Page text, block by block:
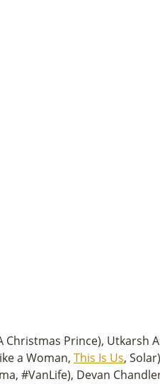
Christmas Prince), Utkarsh
a Woman, This Is Us,
#VanLife), Devan